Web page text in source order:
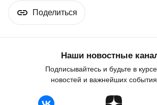
Поделиться
Наши новостные
Подписывайтесь и будьте в
новостей и важнейших